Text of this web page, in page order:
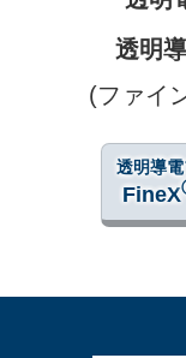
透明
(ファイ
透明導
FineX